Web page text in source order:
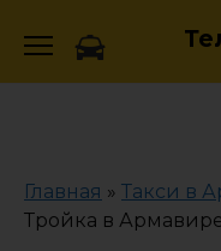
Главная » Такси в
Тройка в